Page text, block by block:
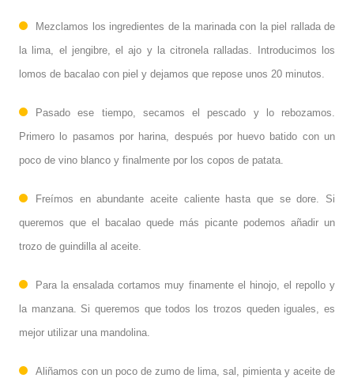
Mezclamos los ingredientes de la marinada con la piel rallada de
la lima, el jengibre, el ajo y la citronela ralladas. Introducimos los
lomos de bacalao con piel y dejamos que repose unos 20 minutos.
Pasado ese tiempo, secamos el pescado y lo rebozamos.
Primero lo pasamos por harina, después por huevo batido con un
poco de vino blanco y finalmente por los copos de patata.
Freímos en abundante aceite caliente hasta que se dore. Si
queremos que el bacalao quede más picante podemos añadir un
trozo de guindilla al aceite.
Para la ensalada cortamos muy finamente el hinojo, el repollo y
la manzana. Si queremos que todos los trozos queden iguales, es
mejor utilizar una mandolina.
Aliñamos con un poco de zumo de lima, sal, pimienta y aceite de